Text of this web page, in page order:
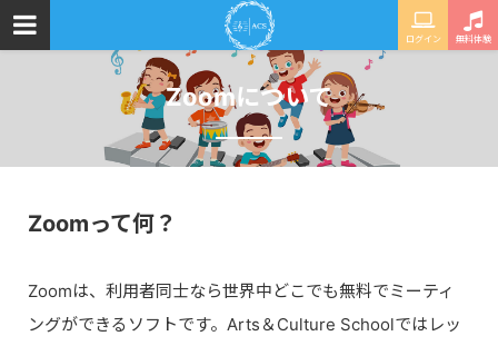
ログイン 無料体験
Zoomについて
Zoomって何？
Zoomは、利用者同士なら世界中どこでも無料でミーティ
ングができるソフトです。Arts＆Culture Schoolではレッ